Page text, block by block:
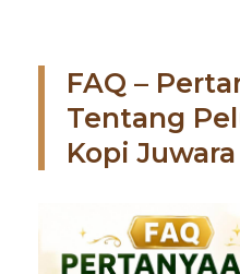
FAQ –
Tentang
Kopi Juwara